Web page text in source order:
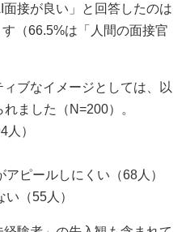
接が良い」と回答したのは
（66.5%は「人間の面接官
ブなイメージとしては、以
ました（N=200）。
）
ピールしにくい（68人）
（55人）